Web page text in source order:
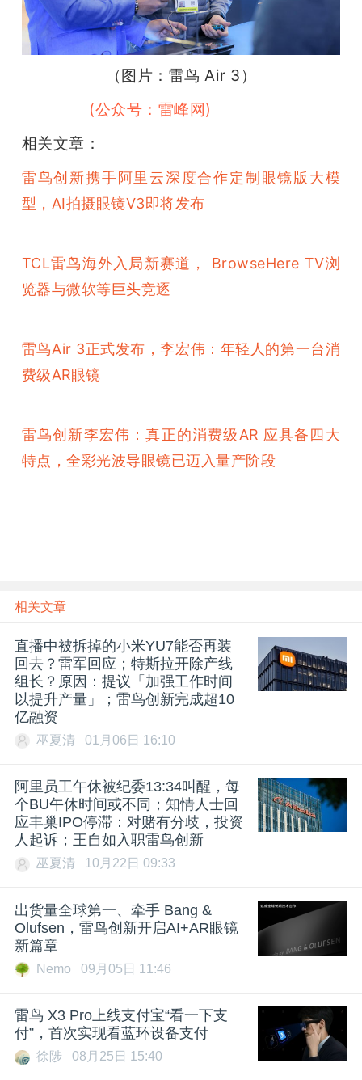
（图片：雷鸟 Air 3）
(公众号：雷峰网)
相关文章：
雷鸟创新携手阿里云深度合作定制眼镜版大模
型，AI拍摄眼镜V3即将发布
TCL雷鸟海外入局新赛道， BrowseHere TV浏
览器与微软等巨头竞逐
雷鸟Air 3正式发布，李宏伟：年轻人的第一台消
费级AR眼镜
雷鸟创新李宏伟：真正的消费级AR 应具备四大
特点，全彩光波导眼镜已迈入量产阶段
相关文章
直播中被拆掉的小米YU7能否再装
回去？雷军回应；特斯拉开除产线
组长？原因：提议「加强工作时间
以提升产量」；雷鸟创新完成超10
亿融资
巫夏清 01月06日 16:10
阿里员工午休被纪委13:34叫醒，每
个BU午休时间或不同；知情人士回
应丰巢IPO停滞：对赌有分歧，投资
人起诉；王自如入职雷鸟创新
巫夏清 10月22日 09:33
出货量全球第一、牵手 Bang &
Olufsen，雷鸟创新开启AI+AR眼镜
新篇章
Nemo 09月05日 11:46
雷鸟 X3 Pro上线支付宝“看一下支
付”，首次实现看蓝环设备支付
徐陟 08月25日 15:40